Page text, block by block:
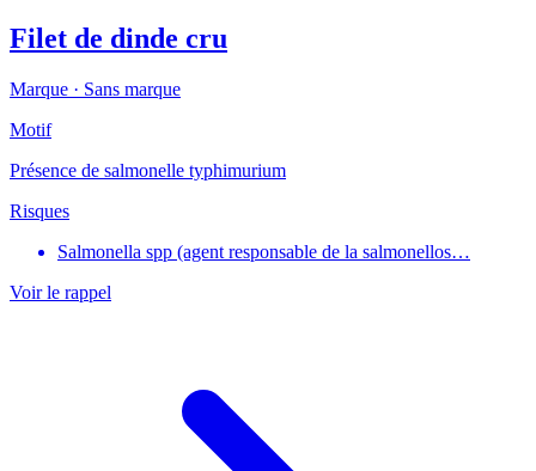
Filet de dinde cru
Marque · Sans marque
Motif
Présence de salmonelle typhimurium
Risques
Salmonella spp (agent responsable de la salmonellos…
Voir le rappel